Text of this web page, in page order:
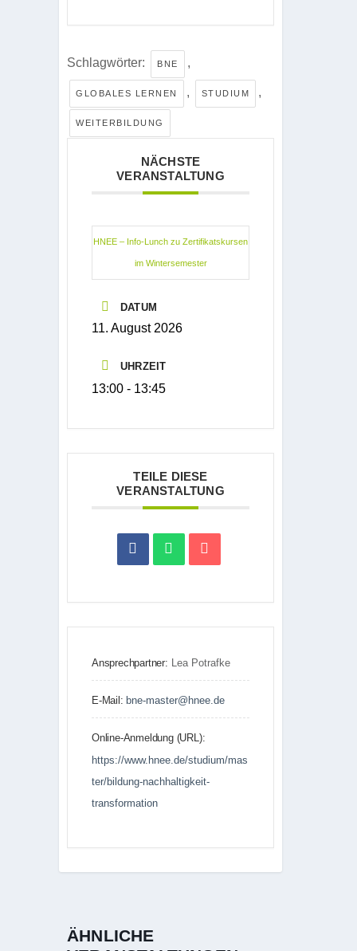
Schlagwörter: BNE ,
GLOBALES LERNEN , STUDIUM ,
WEITERBILDUNG
NÄCHSTE
VERANSTALTUNG
HNEE – Info-Lunch zu Zertifikatskursen
im Wintersemester
DATUM
11. August 2026
UHRZEIT
13:00 - 13:45
TEILE DIESE
VERANSTALTUNG
Ansprechpartner: Lea Potrafke
E-Mail: bne-master@hnee.de
Online-Anmeldung (URL):
https://www.hnee.de/studium/mas
ter/bildung-nachhaltigkeit-
transformation
ÄHNLICHE